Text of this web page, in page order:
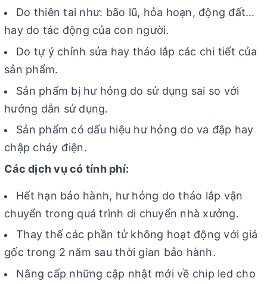
Do thiên tai như: bão lũ, hỏa hoạn, động đất…
hay do tác động của con người.
Do tự ý chỉnh sửa hay tháo lắp các chi tiết của
sản phẩm.
Sản phẩm bị hư hỏng do sử dụng sai so với
hướng dẫn sử dụng.
Sản phẩm có dấu hiệu hư hỏng do va đập hay
chập cháy điện.
Các dịch vụ có tính phí:
Hết hạn bảo hành, hư hỏng do tháo lắp vận
chuyển trong quá trình di chuyển nhà xưởng.
Thay thế các phần tử không hoạt động với giá
gốc trong 2 năm sau thời gian bảo hành.
Nâng cấp những cập nhật mới về chip led cho